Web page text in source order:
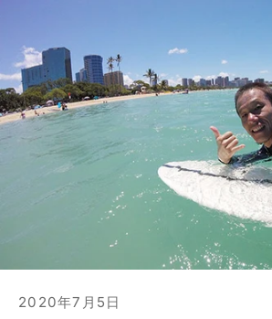
2020年7月5日